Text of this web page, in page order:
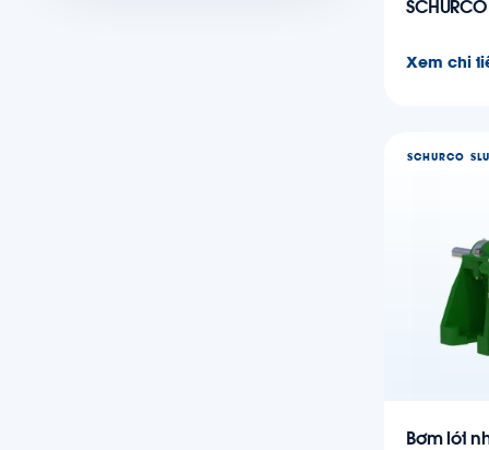
SCHURCO
Xem chi
SCHURCO
Bơm lót